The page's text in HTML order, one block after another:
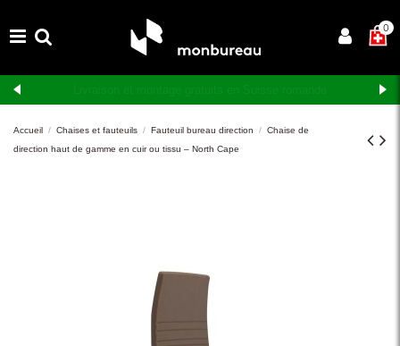
×0
Accueil Chaises et fauteuils Fauteuil bureau direction
Chaise de
direction haut de gamme en cuir ou tissu – North Cape